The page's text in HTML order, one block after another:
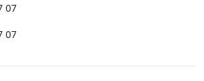
07
07